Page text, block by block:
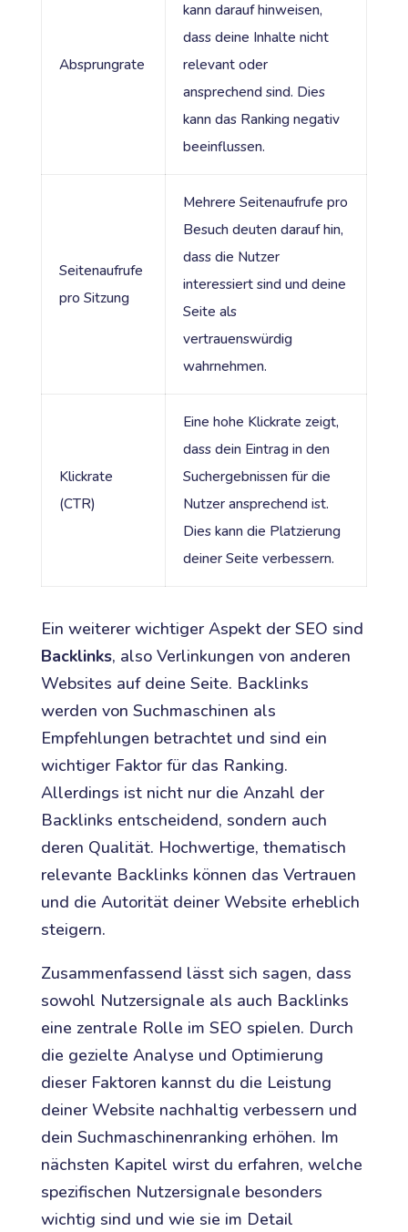
Absprungrate
kann darauf hinweisen,
dass deine Inhalte nicht
relevant oder
ansprechend sind. Dies
kann das Ranking negativ
beeinflussen.
Seitenaufrufe
pro Sitzung
Mehrere Seitenaufrufe pro
Besuch deuten darauf hin,
dass die Nutzer
interessiert sind und deine
Seite als
vertrauenswürdig
wahrnehmen.
Klickrate
(CTR)
Eine hohe Klickrate zeigt,
dass dein Eintrag in den
Suchergebnissen für die
Nutzer ansprechend ist.
Dies kann die Platzierung
deiner Seite verbessern.
Ein weiterer wichtiger Aspekt der SEO sind
Backlinks, also Verlinkungen von anderen
Websites auf deine Seite. Backlinks
werden von Suchmaschinen als
Empfehlungen betrachtet und sind ein
wichtiger Faktor für das Ranking.
Allerdings ist nicht nur die Anzahl der
Backlinks entscheidend, sondern auch
deren Qualität. Hochwertige, thematisch
relevante Backlinks können das Vertrauen
und die Autorität deiner Website erheblich
steigern.
Zusammenfassend lässt sich sagen, dass
sowohl Nutzersignale als auch Backlinks
eine zentrale Rolle im SEO spielen. Durch
die gezielte Analyse und Optimierung
dieser Faktoren kannst du die Leistung
deiner Website nachhaltig verbessern und
dein Suchmaschinenranking erhöhen. Im
nächsten Kapitel wirst du erfahren, welche
spezifischen Nutzersignale besonders
wichtig sind und wie sie im Detail